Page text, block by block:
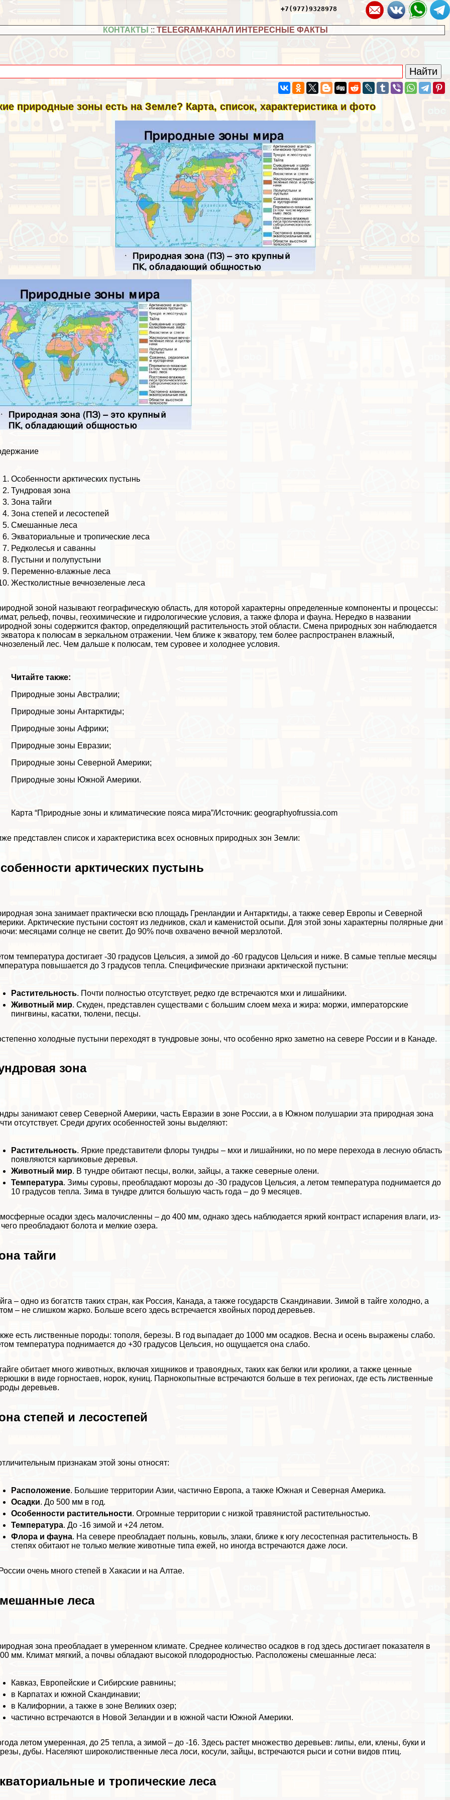
+7(977)9328978
КОНТАКТЫ ::TELEGRAM-КАНАЛ ИНТЕРЕСНЫЕ ФАКТЫ
природные зоны есть на Земле? Карта, список, хаpaктеристика и фото
Особенности арктических пустынь
Тундровая зона
Зона тайги
Зона степей и лесостепей
Смешанные леса
Экваториальные и тропические леса
Редколесья и саванны
Пустыни и полупустыни
Переменно-влажные леса
Жестколистные вечнозеленые леса
зоной называют географическую область, для которой хаpaктерны определенные компоненты и процессы:
рельеф, почвы, геохимические и гидрологические условия, а также флора и фауна. Нередко в названии
зоны содержится фактор, определяющий растительность этой области. Смена природных зон наблюдается
экватора к полюсам в зеркальном отражении. Чем ближе к экватору, тем более распространен влажный,
лес. Чем дальше к полюсам, тем суровее и холоднее условия.
Читайте также:
Природные зоны Австралии;
Природные зоны Антарктиды;
Природные зоны Африки;
Природные зоны Евразии;
Природные зоны Северной Америки;
Природные зоны Южной Америки.
Карта “Природные зоны и климатические пояса мира”/Источник: geographyofrussia.com
представлен список и хаpaктеристика всех основных природных зон Земли:
арктических пустынь
зона занимает пpaктически всю площадь Гренландии иАнтарктиды, а также север Европы иСеверной
. Арктические пустыни состоят из ледников, скал и каменистой осыпи. Для этой зоны хаpaктерны полярные дни
месяцами солнце не светит. До 90% почв охвачено вечной мерзлотой.
температура достигает -30 градусов Цельсия, а зимой до -60 градусов Цельсия и ниже. В самые теплые месяцы
повышается до 3 градусов тепла. Специфические признакиарктической пустыни:
Растительность. Почти полностью отсутствует, редко где встречаются мхи и лишайники.
Животный мир. Скуден, представлен существами с большим слоем меха и жира: моржи, императорские
пингвины, касатки, тюлени, песцы.
холодные пустыни переходят в тундровые зоны, что особенно ярко заметно на севере России и в Канаде.
зона
занимают север Северной Америки, часть Евразии в зоне России, а в Южном полушарии эта природная зона
отсутствует. Среди других особенностей зоны выделяют:
Растительность. Яркие представителифлоры тундры – мхи и лишайники, но по мере перехода в лесную область
появляются карликовые деревья.
Животный мир. Втундре обитают песцы, волки, зайцы, а также северные олени.
Температура. Зимы суровы, преобладают морозы до -30 градусов Цельсия, а летом температура поднимается до
10 градусов тепла. Зима в тундре длится большую часть года – до 9 месяцев.
осадки здесь малочисленны – до 400 мм, однако здесь наблюдается яркий контраст испарения влаги, из-
чего преобладают болота и мелкие озера.
тайги
– одно из богатств таких стран, как Россия, Канада, а также государств Скандинавии. Зимой в тайге холодно, а
– не слишком жарко. Больше всего здесь встречается хвойных пород деревьев.
есть лиственные породы: тополя, березы. В год выпадает до 1000 мм осадков. Весна и осень выражены слабо.
температура поднимается до +30 градусов Цельсия, но ощущается она слабо.
обитает много животных, включаяхищников итравоядных, таких как белки или кролики, а также ценные
в виде горностаев, норок, кyниц. Парнокопытные встречаются больше в тех регионах, где есть лиственные
деревьев.
степей и лесостепей
признакам этой зоны относят:
Расположение. Большие территорииАзии, частично Европа, а также Южная и Северная Америка.
Осадки. До 500 мм в год.
Особенности растительности. Огромные территории с низкой травянистой растительностью.
Температура. До -16 зимой и +24 летом.
Флора и фауна. На севере преобладает полынь, ковыль, злаки, ближе к югулесостепная растительность. В
степях обитают не только мелкие животные типа ежей, но иногда встречаются даже лоси.
очень много степей в Хакасии и на Алтае.
леса
зона преобладает в умеренном климате. Среднее количество осадков в год здесь достигает показателя в
мм. Климат мягкий, а почвы обладают высокой плодородностью. Расположены смешанные леса:
Кавказ, Европейские и Сибирские равнины;
в Карпатах и южной Скандинавии;
в Калифорнии, а также в зоне Великих озер;
частично встречаются в Новой Зеландии и в южной части Южной Америки.
летом умеренная, до 25 тепла, а зимой – до -16. Здесь растет множество деревьев: липы, ели, клены, буки и
дубы. Населяют широколиственные леса лоси, косули, зайцы, встречаются рыси и сотни видов птиц.
и тропические леса